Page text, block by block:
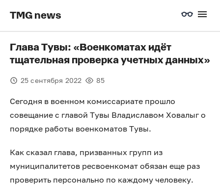
TMG news
Глава Тувы: «Военкоматах идёт
тщательная проверка учетных данных»
25 сентября 2022 85
Сегодня в военном комиссариате прошло
совещание с главой Тувы Владиславом Ховалыг о
порядке работы военкоматов Тувы.
Как сказал глава, призванных групп из
муниципалитетов ресвоенкомат обязан еще раз
проверить персонально по каждому человеку.